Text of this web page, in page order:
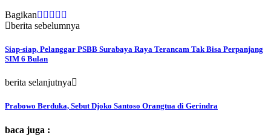
Bagikan
berita sebelumnya
Siap-siap, Pelanggar PSBB Surabaya Raya Terancam Tak Bisa Perpanjang
SIM 6 Bulan
berita selanjutnya
Prabowo Berduka, Sebut Djoko Santoso Orangtua di Gerindra
baca juga :